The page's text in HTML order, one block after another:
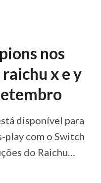
x e y
disponível para
play com o Switch
do Raichu